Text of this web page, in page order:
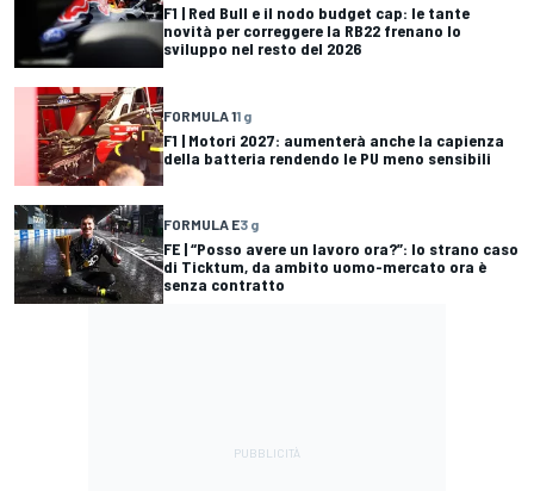
F1 | Red Bull e il nodo budget cap: le tante
novità per correggere la RB22 frenano lo
sviluppo nel resto del 2026
FORMULA 11 g
F1 | Motori 2027: aumenterà anche la capienza
della batteria rendendo le PU meno sensibili
FORMULA E3 g
FE | “Posso avere un lavoro ora?”: lo strano caso
di Ticktum, da ambito uomo-mercato ora è
senza contratto